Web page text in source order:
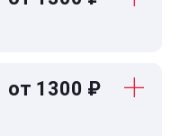
от 1300 ₽